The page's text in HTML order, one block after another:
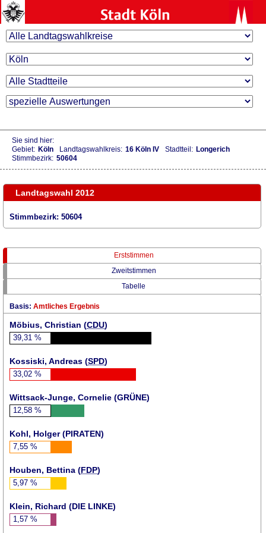
Sie sind hier:
Gebiet: Köln Landtagswahlkreis: 16 Köln IV Stadtteil: Longerich
Stimmbezirk: 50604
Landtagswahl 2012
Stimmbezirk: 50604
Erststimmen
Zweitstimmen
Tabelle
Basis: Amtliches Ergebnis
Möbius, Christian (CDU)
39,31 %
Kossiski, Andreas (SPD)
33,02 %
Wittsack-Junge, Cornelie (GRÜNE)
12,58 %
Kohl, Holger (PIRATEN)
7,55 %
Houben, Bettina (FDP)
5,97 %
Klein, Richard (DIE LINKE)
1,57 %